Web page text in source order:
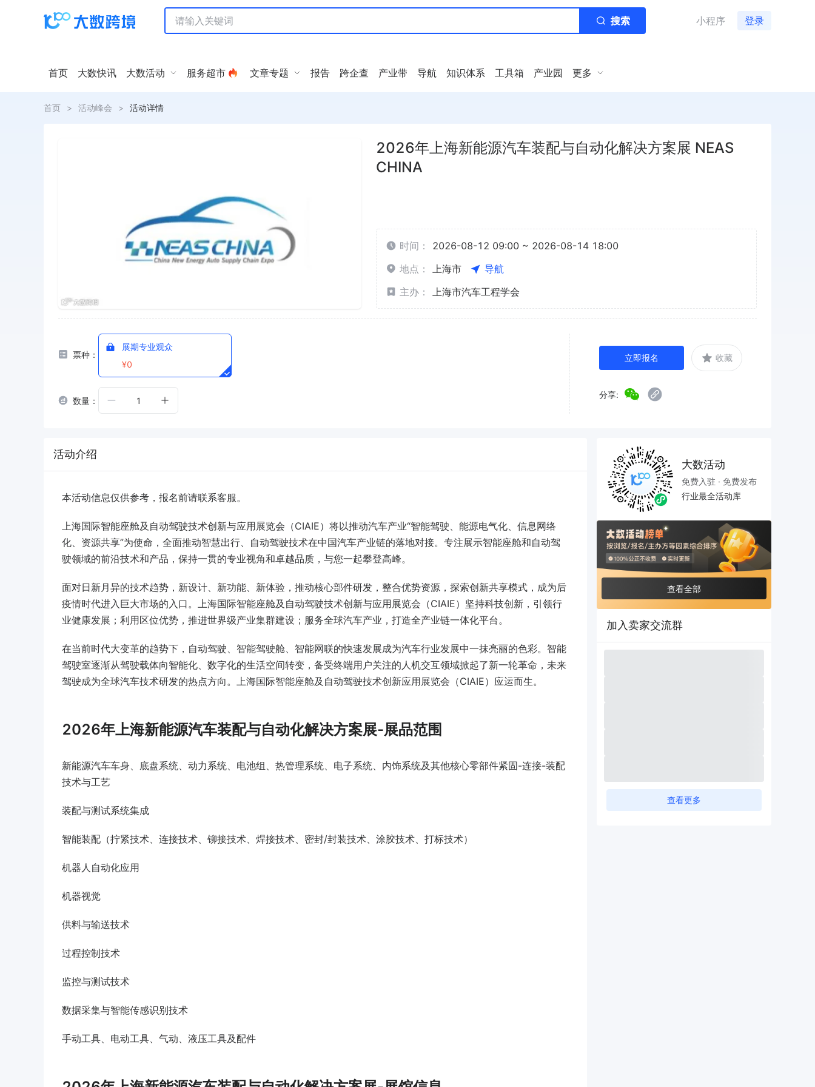
搜索 小程序 登录
首页 大数快讯 大数活动 服务超市 文章专题 报告 跨企查 产业带 导航 知识体系 工具箱 产业园 更多
首页 > 活动峰会 > 活动详情
2026年上海新能源汽车装配与自动化解决方案展 NEAS
CHINA
时间：
2026-08-12 09:00 ~ 2026-08-14 18:00
地点：
上海市
导航
主办：
上海市汽车工程学会
票种：
展期专业观众
¥0
数量： 1
立即报名 收藏
分享:
活动介绍
本活动信息仅供参考，报名前请联系客服。
上海国际智能座舱及自动驾驶技术创新与应用展览会（CIAIE）将以推动汽车产业“智能驾驶、能源电气化、信息网络
化、资源共享”为使命，全面推动智慧出行、自动驾驶技术在中国汽车产业链的落地对接。专注展示智能座舱和自动驾
驶领域的前沿技术和产品，保持一贯的专业视角和卓越品质，与您一起攀登高峰。
面对日新月异的技术趋势，新设计、新功能、新体验，推动核心部件研发，整合优势资源，探索创新共享模式，成为后
疫情时代进入巨大市场的入口。上海国际智能座舱及自动驾驶技术创新与应用展览会（CIAIE）坚持科技创新，引领行
业健康发展；利用区位优势，推进世界级产业集群建设；服务全球汽车产业，打造全产业链一体化平台。
在当前时代大变革的趋势下，自动驾驶、智能驾驶舱、智能网联的快速发展成为汽车行业发展中一抹亮丽的色彩。智能
驾驶室逐渐从驾驶载体向智能化、数字化的生活空间转变，备受终端用户关注的人机交互领域掀起了新一轮革命，未来
驾驶成为全球汽车技术研发的热点方向。上海国际智能座舱及自动驾驶技术创新应用展览会（CIAIE）应运而生。
2026年上海新能源汽车装配与自动化解决方案展-展品范围
新能源汽车车身、底盘系统、动力系统、电池组、热管理系统、电子系统、内饰系统及其他核心零部件紧固-连接-装配
技术与工艺
装配与测试系统集成
智能装配（拧紧技术、连接技术、铆接技术、焊接技术、密封/封装技术、涂胶技术、打标技术）
机器人自动化应用
机器视觉
供料与输送技术
过程控制技术
监控与测试技术
数据采集与智能传感识别技术
手动工具、电动工具、气动、液压工具及配件
大数活动
免费入驻 · 免费发布
行业最全活动库
查看全部
加入卖家交流群
查看更多